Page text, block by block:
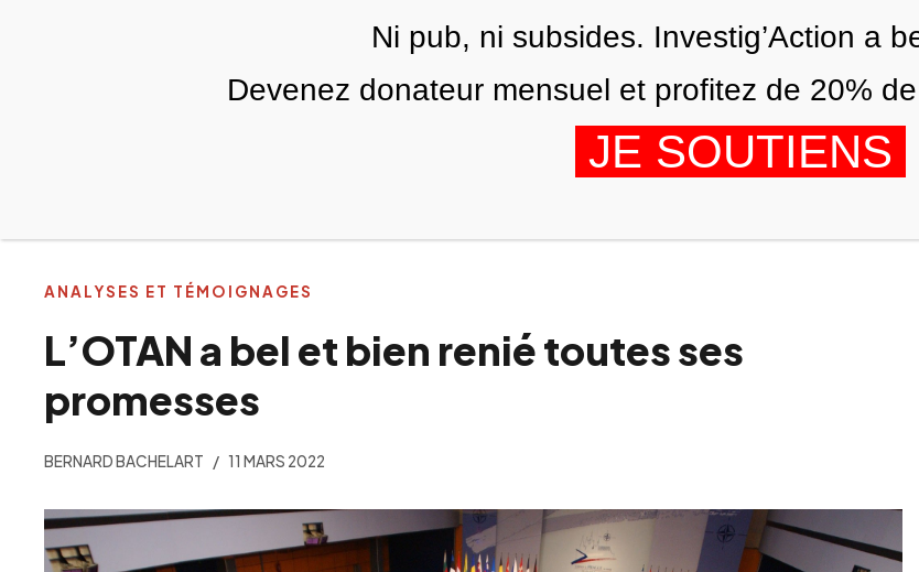
NOUS AGENDA
L’OTAN a bel et bien renié toutes ses
promesses
BERNARD BACHELART 11 MARS 2022
ANALYSES ET TÉMOIGNAGES
Ni pub, ni subsides. Investig’Action a
Devenez donateur mensuel et profitez de 20%
JE SOUTIENS